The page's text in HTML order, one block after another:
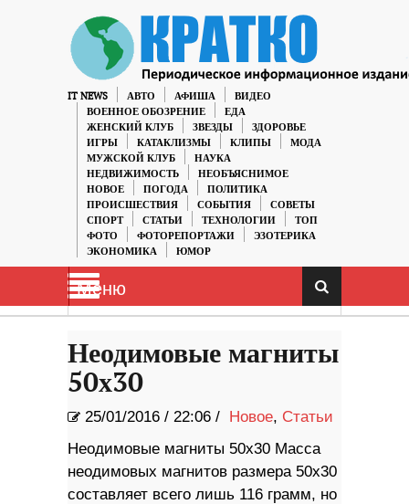
IT NEWS АВТО АФИША
ВИДЕО
ВОЕННОЕ ОБОЗРЕНИЕ
ЕДА
ЖЕНСКИЙ КЛУБ
ЗВЕЗДЫ
ЗДОРОВЬЕ
ИГРЫ
КАТАКЛИЗМЫ КЛИПЫ
МОДА
МУЖСКОЙ КЛУБ
НАУКА
НЕДВИЖИМОСТЬ
НЕОБЪЯСНИМОЕ
НОВОЕ
ПОГОДА
ПОЛИТИКА
ПРОИСШЕСТВИЯ
СОБЫТИЯ
СОВЕТЫ
СПОРТ
СТАТЬИ ТЕХНОЛОГИИ
ТОП
ФОТО
ФОТОРЕПОРТАЖИ
ЭЗОТЕРИКА
ЭКОНОМИКА
ЮМОР
Меню
Неодимовые магниты
50х30
25/01/2016 / 22:06 / Новое, Статьи
Неодимовые магниты 50х30 Масса
неодимовых магнитов размера 50х30
составляет всего лишь 116 грамм, но